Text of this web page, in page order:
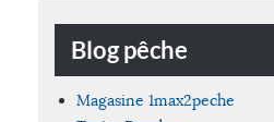
Blog pêche
Magasine 1max2peche